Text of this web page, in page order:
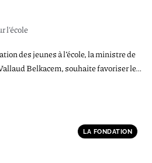
l'école
des jeunes à l’école, la ministre de
Belkacem, souhaite favoriser le…
LA FONDATION